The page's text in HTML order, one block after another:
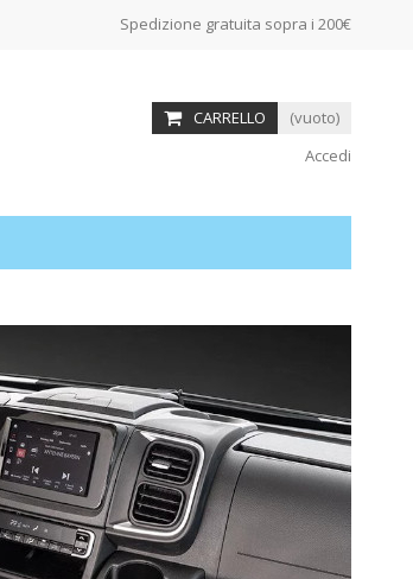
Spedizione gratuita sopra i 200€
CARRELLO
(vuoto)
Accedi